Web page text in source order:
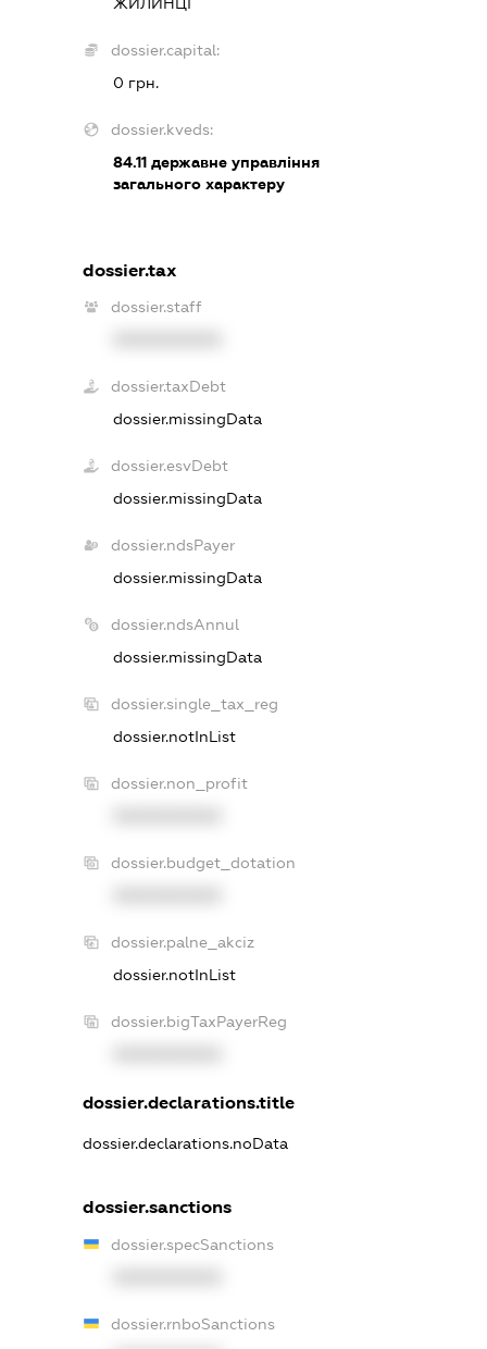
dossier.capital:
0 грн.
dossier.kveds:
84.11державне управління
загального характеру
dossier.tax
dossier.staff
dossier.taxDebt
dossier.missingData
dossier.esvDebt
dossier.missingData
dossier.ndsPayer
dossier.missingData
dossier.ndsAnnul
dossier.missingData
dossier.single_tax_reg
dossier.notInList
dossier.non_profit
dossier.budget_dotation
dossier.palne_akciz
dossier.notInList
dossier.bigTaxPayerReg
dossier.declarations.title
dossier.declarations.noData
dossier.sanctions
dossier.specSanctions
dossier.rnboSanctions